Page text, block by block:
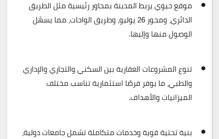
موقع حيوييربط المدينة بمحاور رئيسية مثل الطريق
الدائري، ومحور 26 يوليو، وطريق الواحات، مما يسهّل
الوصول منها وإليها.
تنوع المشروعات العقاريةبين السكني والتجاري والإداري
والطبي، ما يوفر فرصًا استثمارية تناسب مختلف
الميزانيات والأهداف.
بنية تحتية قوية وخدمات متكاملةتشمل جامعات دولية،